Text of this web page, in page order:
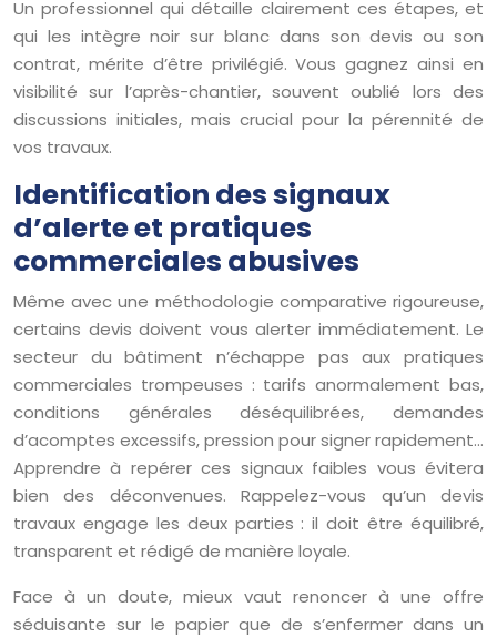
Un professionnel qui détaille clairement ces étapes, et
qui les intègre noir sur blanc dans son devis ou son
contrat, mérite d’être privilégié. Vous gagnez ainsi en
visibilité sur l’après-chantier, souvent oublié lors des
discussions initiales, mais crucial pour la pérennité de
vos travaux.
Identification des signaux
d’alerte et pratiques
commerciales abusives
Même avec une méthodologie comparative rigoureuse,
certains devis doivent vous alerter immédiatement. Le
secteur du bâtiment n’échappe pas aux pratiques
commerciales trompeuses : tarifs anormalement bas,
conditions générales déséquilibrées, demandes
d’acomptes excessifs, pression pour signer rapidement…
Apprendre à repérer ces signaux faibles vous évitera
bien des déconvenues. Rappelez-vous qu’un devis
travaux engage les deux parties : il doit être équilibré,
transparent et rédigé de manière loyale.
Face à un doute, mieux vaut renoncer à une offre
séduisante sur le papier que de s’enfermer dans un